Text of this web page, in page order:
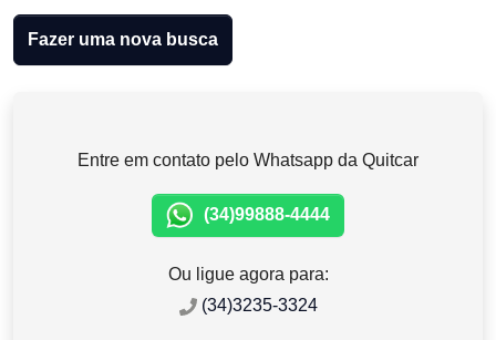
Fazer uma nova busca
Entre em contato pelo Whatsapp da Quitcar
(34)99888-4444
Ou ligue agora para:
(34)3235-3324